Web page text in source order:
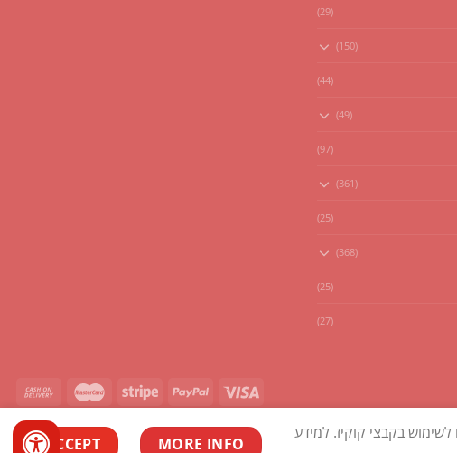
(29)
(150)
(44)
(49)
(97)
(361)
(25)
(368)
(25)
(27)
בקבצי קוקיז. למידע
MORE INFO
ACCEPT